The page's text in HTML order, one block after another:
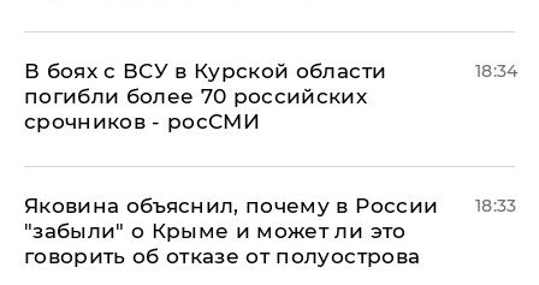
В боях с ВСУ в Курской области
погибли более 70 российских
срочников - росСМИ
18:34
Яковина объяснил, почему в России
"забыли" о Крыме и может ли это
говорить об отказе от полуострова
18:33